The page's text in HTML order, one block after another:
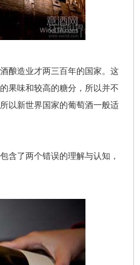
酿造业才两三百年的国家。这
果味和较高的糖分，所以并不
以新世界国家的葡萄酒一般适
了两个错误的理解与认知，